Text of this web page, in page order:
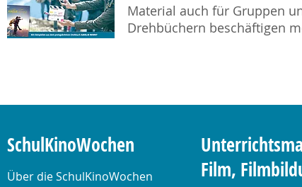
Material auch für Gruppen
Drehbüchern beschäftigen
SchulKinoWochen
Über die SchulKinoWochen
Film,